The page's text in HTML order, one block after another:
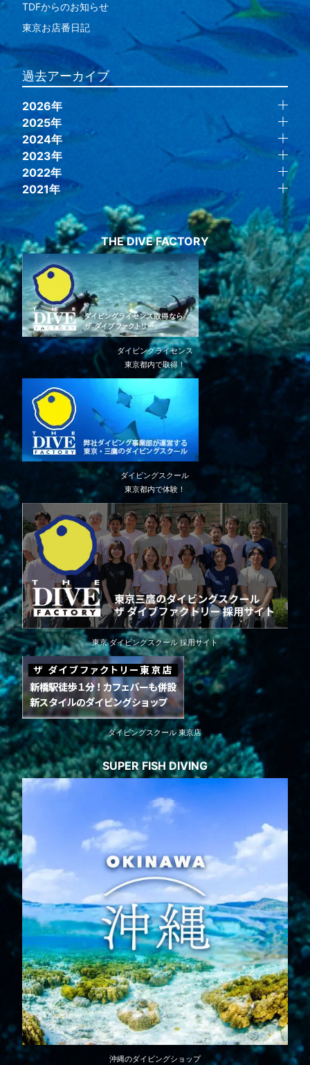
TDFからのお知らせ
東京お店番日記
過去アーカイブ
2026年
2025年
2024年
2023年
2022年
2021年
THE DIVE FACTORY
ダイビングライセンス
東京都内で取得！
ダイビングスクール
東京都内で体験！
東京 ダイビングスクール 採用サイト
ダイビングスクール 東京店
SUPER FISH DIVING
沖縄のダイビングショップ